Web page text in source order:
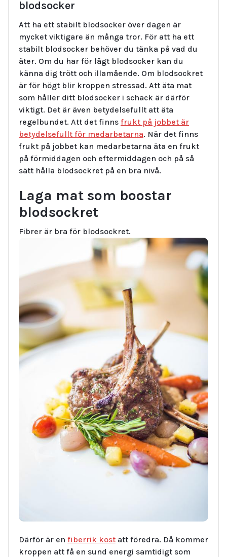
blodsocker
Att ha ett stabilt blodsocker över dagen är
mycket viktigare än många tror. För att ha ett
stabilt blodsocker behöver du tänka på vad du
äter. Om du har för lågt blodsocker kan du
känna dig trött och illamående. Om blodsockret
är för högt blir kroppen stressad. Att äta mat
som håller ditt blodsocker i schack är därför
viktigt. Det är även betydelsefullt att äta
regelbundet. Att det finns frukt på jobbet är
betydelsefullt för medarbetarna. När det finns
frukt på jobbet kan medarbetarna äta en frukt
på förmiddagen och eftermiddagen och på så
sätt hålla blodsockret på en bra nivå.
Laga mat som boostar
blodsockret
Fibrer är bra för blodsockret.
Därför är en fiberrik kost att föredra. Då kommer
kroppen att få en sund energi samtidigt som